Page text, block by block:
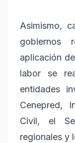
Asimismo,
gobiernos
aplicación
labor se
entidades
Cenepred,
Civil, el
regionales y